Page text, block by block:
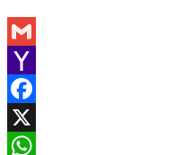
Gmail
Yahoo
Mail
Facebook
X